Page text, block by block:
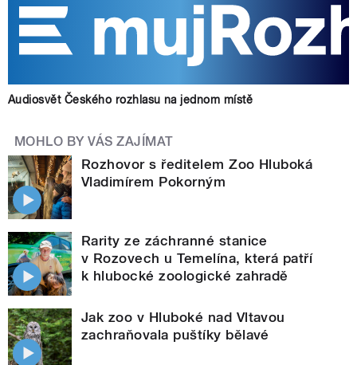
Audiosvět Českého rozhlasu na jednom místě
MOHLO BY VÁS ZAJÍMAT
Rozhovor s ředitelem Zoo Hluboká
Vladimírem Pokorným
Rarity ze záchranné stanice
v Rozovech u Temelína, která patří
k hlubocké zoologické zahradě
Jak zoo v Hluboké nad Vltavou
zachraňovala puštíky bělavé